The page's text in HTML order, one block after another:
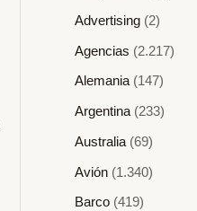
Advertising(2)
Agencias (2.217)
Alemania(147)
Argentina(233)
Australia(69)
Avión(1.340)
Barco(419)